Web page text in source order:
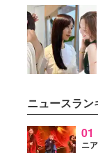
ニュースラン
01
ニ